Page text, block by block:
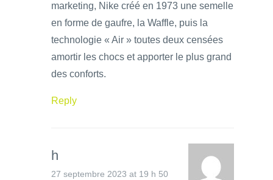
marketing, Nike créé en 1973 une semelle
en forme de gaufre, la Waffle, puis la
technologie « Air » toutes deux censées
amortir les chocs et apporter le plus grand
des conforts.
Reply
h
27 septembre 2023 at 19 h 50